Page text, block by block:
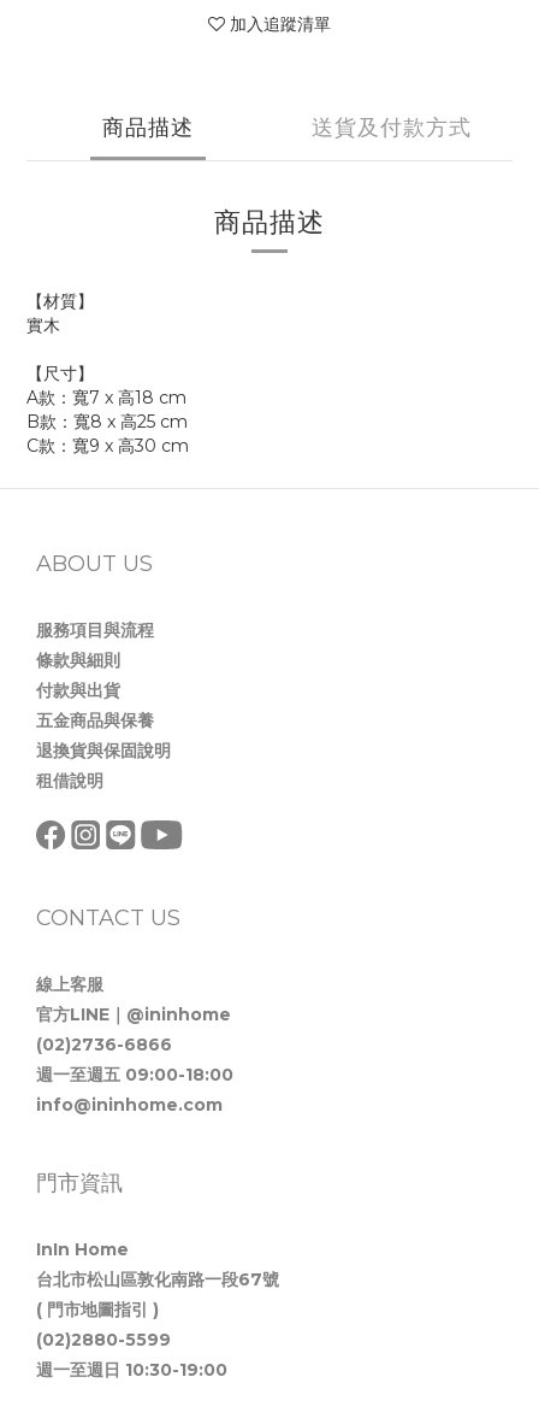
加入追蹤清單
商品描述 送貨及付款方式
商品描述
【材質】
實木
【尺寸】
A款：寬7 x 高18 cm
B款：寬8 x 高25 cm
C款：寬9 x 高30 cm
ABOUT US
服務項目與流程
條款與細則
付款與出貨
五金商品與保養
退換貨與保固說明
租借說明
CONTACT US
線上客服
官方LINE｜@ininhome
(02)2736-6866
週一至週五 09:00-18:00
info@ininhome.com
門市資訊
InIn Home
台北市松山區敦化南路一段67號
( 門市地圖指引 )
(02)2880-5599
週一至週日 10:30-19:00